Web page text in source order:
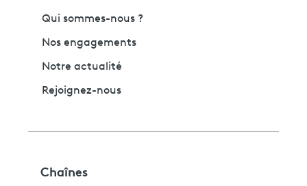
Qui sommes-nous ?
Nos engagements
Notre actualité
Rejoignez-nous
Chaînes